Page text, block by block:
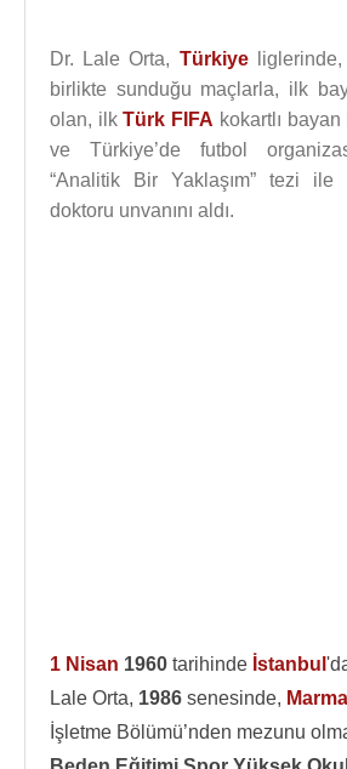
Dr. Lale Orta, Türkiyeliglerinde,
birlikte sunduğu maçlarla, ilk
olan, ilkTürk FIFA kokartlı
ve Türkiye’de futbol
“Analitik Bir Yaklaşım” tezi
doktoru unvanını aldı.
1 Nisan 1960 tarihinde İstanbul
Lale Orta, 1986 senesinde,
İşletme Bölümü’nden mezunu